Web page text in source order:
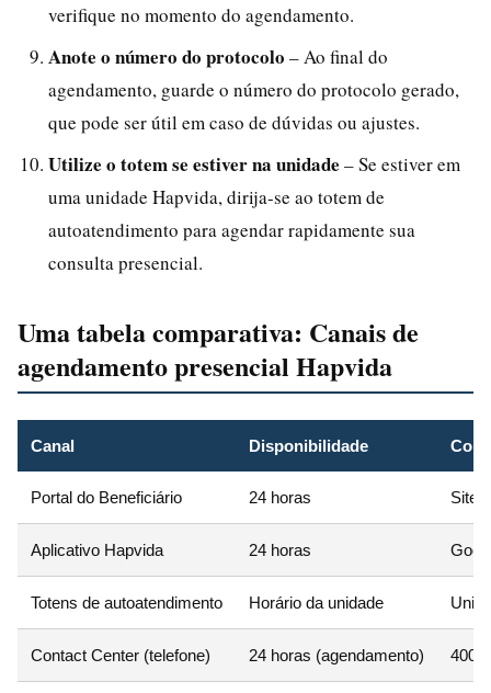
verifique no momento do agendamento.
Anote o número do protocolo – Ao final do
agendamento, guarde o número do protocolo gerado,
que pode ser útil em caso de dúvidas ou ajustes.
Utilize o totem se estiver na unidade – Se estiver em
uma unidade Hapvida, dirija-se ao totem de
autoatendimento para agendar rapidamente sua
consulta presencial.
Uma tabela comparativa: Canais de
agendamento presencial Hapvida
Canal Disponibilidade
Portal do Beneficiário 24 horas Site
Aplicativo Hapvida 24 horas
Totens de autoatendimento Horário da unidade
Contact Center (telefone) 24 horas (agendamento)